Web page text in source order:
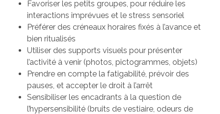
Favoriser les petits groupes, pour réduire les
interactions imprévues et le stress sensoriel
Préférer des créneaux horaires fixés à l’avance et
bien ritualisés
Utiliser des supports visuels pour présenter
l’activité à venir (photos, pictogrammes, objets)
Prendre en compte la fatigabilité, prévoir des
pauses, et accepter le droit à l’arrêt
Sensibiliser les encadrants à la question de
l’hypersensibilité (bruits de vestiaire, odeurs de